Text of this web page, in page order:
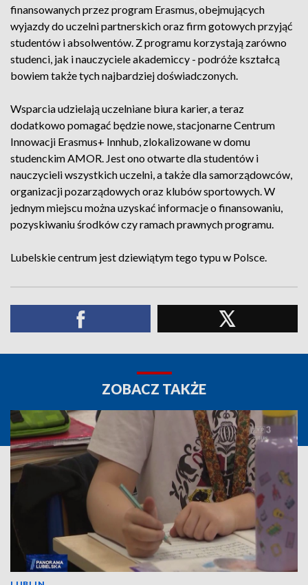
finansowanych przez program Erasmus, obejmujących
wyjazdy do uczelni partnerskich oraz firm gotowych przyjąć
studentów i absolwentów. Z programu korzystają zarówno
studenci, jak i nauczyciele akademiccy - podróże kształcą
bowiem także tych najbardziej doświadczonych.
Wsparcia udzielają uczelniane biura karier, a teraz
dodatkowo pomagać będzie nowe, stacjonarne Centrum
Innowacji Erasmus+ Innhub, zlokalizowane w domu
studenckim AMOR. Jest ono otwarte dla studentów i
nauczycieli wszystkich uczelni, a także dla samorządowców,
organizacji pozarządowych oraz klubów sportowych. W
jednym miejscu można uzyskać informacje o finansowaniu,
pozyskiwaniu środków czy ramach prawnych programu.
Lubelskie centrum jest dziewiątym tego typu w Polsce.
ZOBACZ TAKŻE